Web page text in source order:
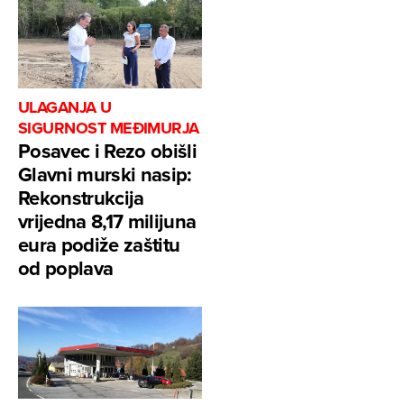
ULAGANJA U
SIGURNOST MEĐIMURJA
Posavec i Rezo obišli
Glavni murski nasip:
Rekonstrukcija
vrijedna 8,17 milijuna
eura podiže zaštitu
od poplava